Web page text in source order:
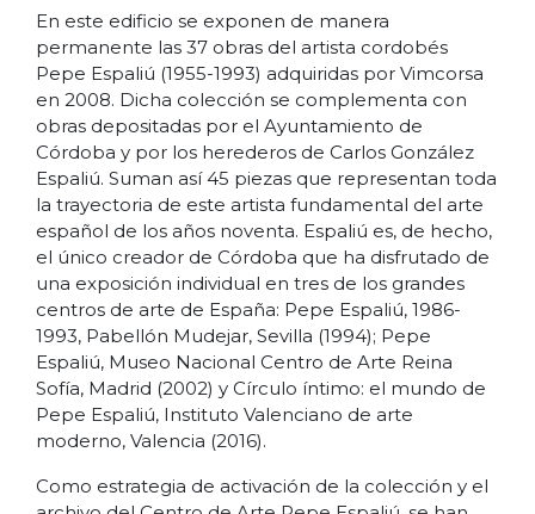
En este edificio se exponen de manera
permanente las 37 obras del artista cordobés
Pepe Espaliú (1955-1993) adquiridas por Vimcorsa
en 2008. Dicha colección se complementa con
obras depositadas por el Ayuntamiento de
Córdoba y por los herederos de Carlos González
Espaliú. Suman así 45 piezas que representan toda
la trayectoria de este artista fundamental del arte
español de los años noventa. Espaliú es, de hecho,
el único creador de Córdoba que ha disfrutado de
una exposición individual en tres de los grandes
centros de arte de España: Pepe Espaliú, 1986-
1993, Pabellón Mudejar, Sevilla (1994); Pepe
Espaliú, Museo Nacional Centro de Arte Reina
Sofía, Madrid (2002) y Círculo íntimo: el mundo de
Pepe Espaliú, Instituto Valenciano de arte
moderno, Valencia (2016).
Como estrategia de activación de la colección y el